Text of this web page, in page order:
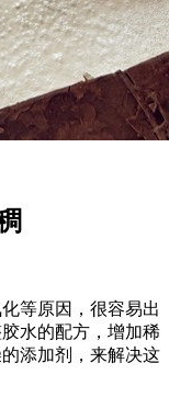
等原因，很容易出
水的配方，增加稀
添加剂，来解决这